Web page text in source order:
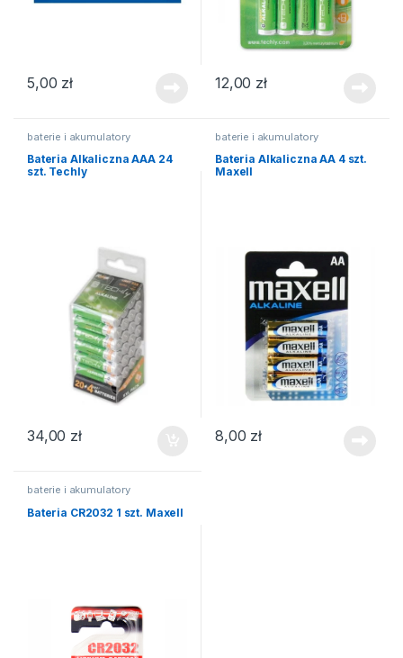
5,00 zł 12,00 zł
baterie i akumulatory
Bateria Alkaliczna AAA 24
szt. Techly
34,00 zł
baterie i akumulatory
Bateria Alkaliczna AA 4 szt.
Maxell
8,00 zł
baterie i akumulatory
Bateria CR2032 1 szt. Maxell